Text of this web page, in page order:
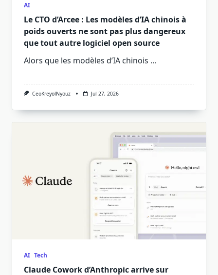
AI
Le CTO d’Arcee : Les modèles d’IA chinois à
poids ouverts ne sont pas plus dangereux
que tout autre logiciel open source
Alors que les modèles d’IA chinois ...
CeoKreyolNyouz Jul 27, 2026
AI Tech
Claude Cowork d’Anthropic arrive sur